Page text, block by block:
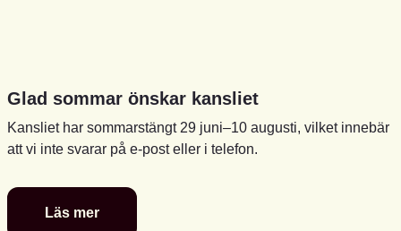
Glad sommar önskar kansliet
Kansliet har sommarstängt 29 juni–10 augusti, vilket innebär
att vi inte svarar på e-post eller i telefon.
Läs mer
Glad